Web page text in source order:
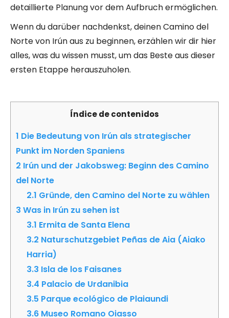
detaillierte Planung vor dem Aufbruch ermöglichen.
Wenn du darüber nachdenkst, deinen Camino del
Norte von Irún aus zu beginnen, erzählen wir dir hier
alles, was du wissen musst, um das Beste aus dieser
ersten Etappe herauszuholen.
Índice de contenidos
1 Die Bedeutung von Irún als strategischer
Punkt im Norden Spaniens
2 Irún und der Jakobsweg: Beginn des Camino
del Norte
2.1 Gründe, den Camino del Norte zu wählen
3 Was in Irún zu sehen ist
3.1 Ermita de Santa Elena
3.2 Naturschutzgebiet Peñas de Aia (Aiako
Harria)
3.3 Isla de los Faisanes
3.4 Palacio de Urdanibia
3.5 Parque ecológico de Plaiaundi
3.6Museo Romano Oiasso